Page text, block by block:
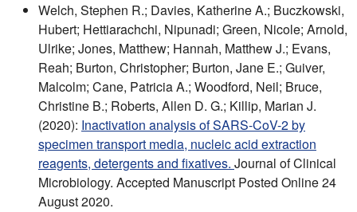
Welch, Stephen R.; Davies, Katherine A.; Buczkowski,
Hubert; Hettiarachchi, Nipunadi; Green, Nicole; Arnold,
Ulrike; Jones, Matthew; Hannah, Matthew J.; Evans,
Reah; Burton, Christopher; Burton, Jane E.; Guiver,
Malcolm; Cane, Patricia A.; Woodford, Neil; Bruce,
Christine B.; Roberts, Allen D. G.; Killip, Marian J.
(2020): Inactivation analysis of SARS-CoV-2 by
specimen transport media, nucleic acid extraction
reagents, detergents and fixatives. Journal of Clinical
Microbiology. Accepted Manuscript Posted Online 24
August 2020.